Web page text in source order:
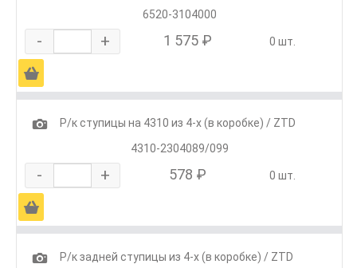
6520-3104000
- + 1 575 ₽ 0 шт.
Ä
1
Р/к ступицы на 4310 из 4-х (в коробке) / ZTD
4310-2304089/099
- + 578 ₽ 0 шт.
Ä
1
Р/к задней ступицы из 4-х (в коробке) / ZTD